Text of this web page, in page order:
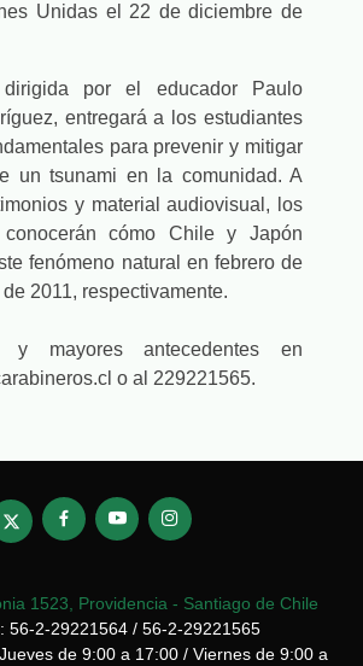
Unidas el 22 de diciembre de
por el educador Paulo
entregará a los estudiantes
para prevenir y mitigar
un tsunami en la comunidad. A
y material audiovisual, los
conocerán cómo Chile y Japón
fenómeno natural en febrero de
2011, respectivamente.
y mayores antecedentes en
o al 229221565.
1523, Providencia - Santiago de Chile
56-2-29221564 / 56-2-29221565
de 9:00 a 17:00 / Viernes de 9:00 a